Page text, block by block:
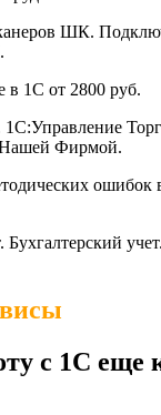
ШК.
в 1С от 2800 руб.
1С:Управление
Фирмой.
ошибок
с 1С еще